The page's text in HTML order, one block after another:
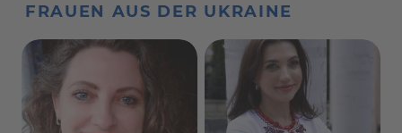
FRAUEN AUS DER UKRAINE